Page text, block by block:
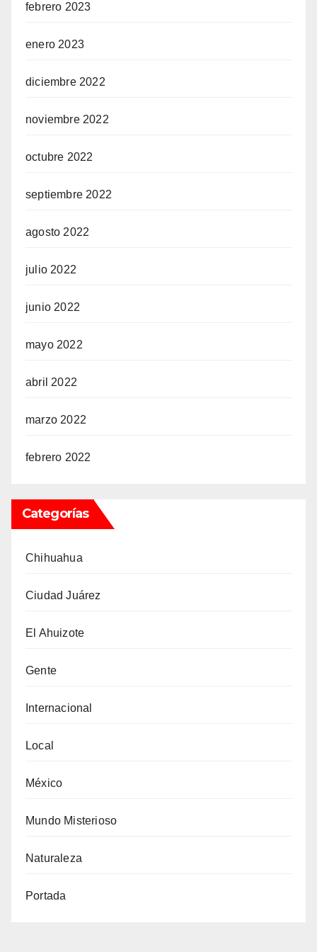
febrero 2023
enero 2023
diciembre 2022
noviembre 2022
octubre 2022
septiembre 2022
agosto 2022
julio 2022
junio 2022
mayo 2022
abril 2022
marzo 2022
febrero 2022
Categorías
Chihuahua
Ciudad Juárez
El Ahuizote
Gente
Internacional
Local
México
Mundo Misterioso
Naturaleza
Portada